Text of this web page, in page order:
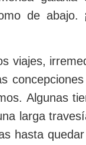
de abajo.
viajes,
Algunas
larga
hasta